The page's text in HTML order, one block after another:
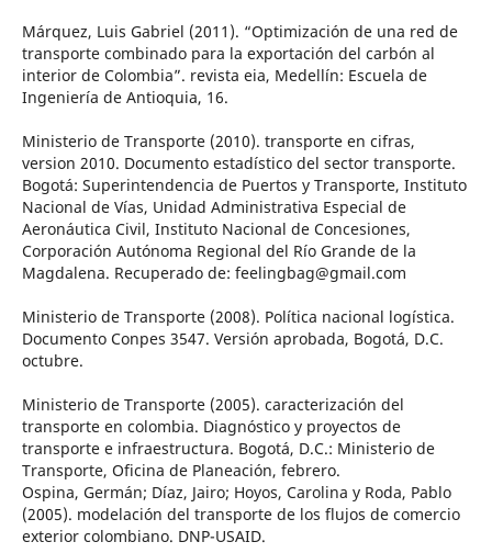
Márquez, Luis Gabriel (2011). “Optimización de una red de
transporte combinado para la exportación del carbón al
interior de Colombia”. revista eia, Medellín: Escuela de
Ingeniería de Antioquia, 16.
Ministerio de Transporte (2010). transporte en cifras,
version 2010. Documento estadístico del sector transporte.
Bogotá: Superintendencia de Puertos y Transporte, Instituto
Nacional de Vías, Unidad Administrativa Especial de
Aeronáutica Civil, Instituto Nacional de Concesiones,
Corporación Autónoma Regional del Río Grande de la
Magdalena. Recuperado de: feelingbag@gmail.com
Ministerio de Transporte (2008). Política nacional logística.
Documento Conpes 3547. Versión aprobada, Bogotá, D.C.
octubre.
Ministerio de Transporte (2005). caracterización del
transporte en colombia. Diagnóstico y proyectos de
transporte e infraestructura. Bogotá, D.C.: Ministerio de
Transporte, Oficina de Planeación, febrero.
Ospina, Germán; Díaz, Jairo; Hoyos, Carolina y Roda, Pablo
(2005). modelación del transporte de los flujos de comercio
exterior colombiano. DNP-USAID.